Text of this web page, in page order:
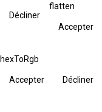
Décliner
flatten
Accepter
hexToRgb
Accepter Décliner